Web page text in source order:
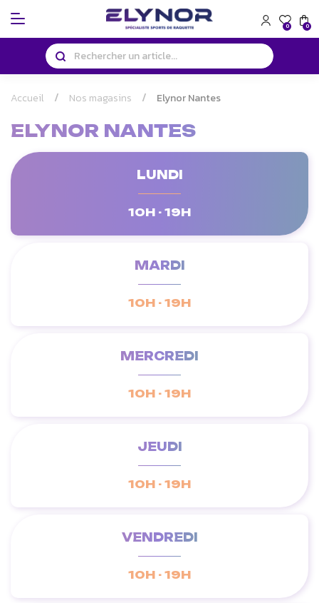
Panneau de gestion des cookies
0 0
Accueil Nos magasins Elynor Nantes
ELYNOR NANTES
LUNDI
10H - 19H
MARDI
10H - 19H
MERCREDI
10H - 19H
JEUDI
10H - 19H
VENDREDI
10H - 19H